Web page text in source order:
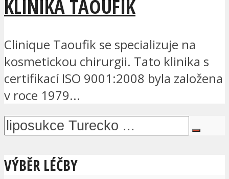
KLINIKA TAOUFIK
Clinique Taoufik se specializuje na
kosmetickou chirurgii. Tato klinika s
certifikací ISO 9001:2008 byla založena
v roce 1979...
VÝBĚR LÉČBY